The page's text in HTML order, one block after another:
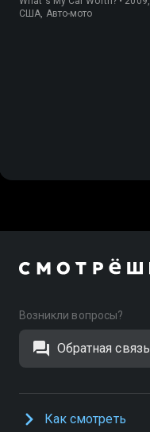
США, Авто-мото
Возникли вопросы?
Обратная связь
Как смотреть